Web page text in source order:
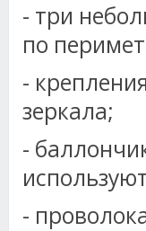
- три
по
-
зеркала;
-
-